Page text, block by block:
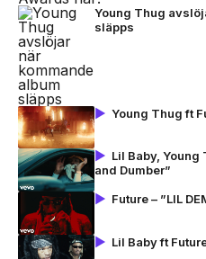
Young Thug
släpps
Young Thug ft
Lil Baby, Young
and Dumber”
Future – ”LIL
Lil Baby ft